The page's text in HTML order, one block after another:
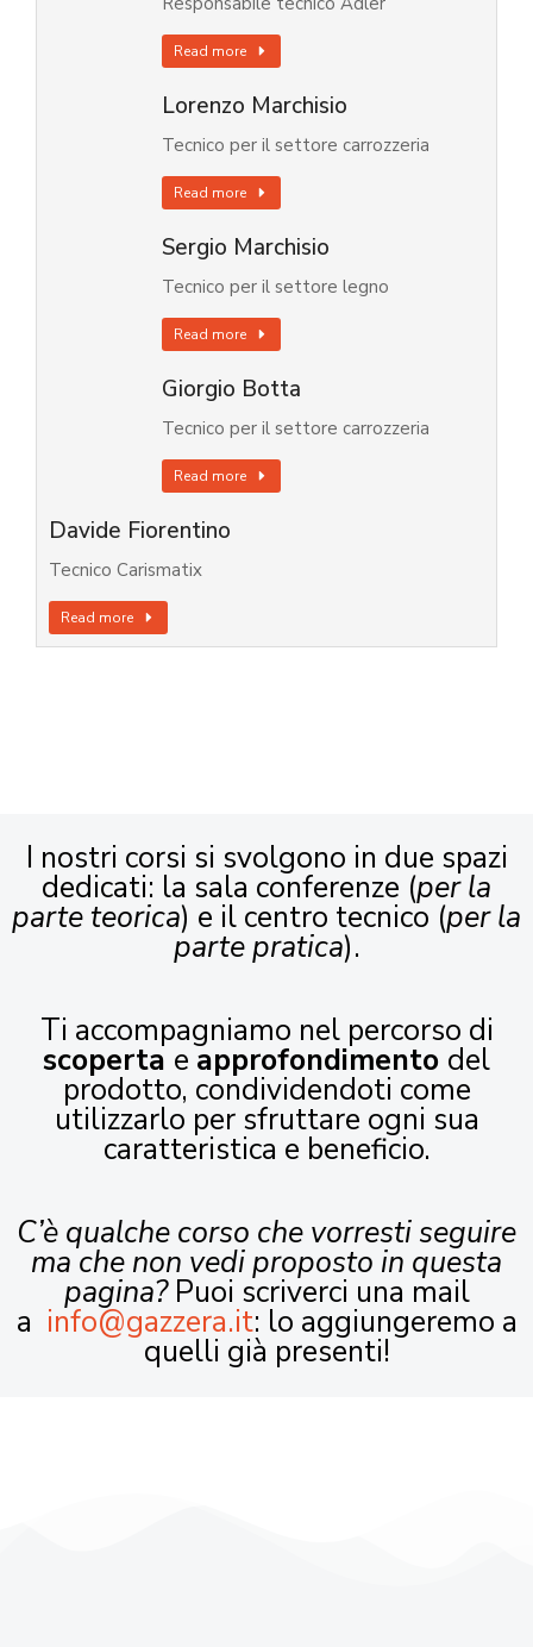
Read more
Lorenzo Marchisio
Tecnico per il settore carrozzeria
Read more
Sergio Marchisio
Tecnico per il settore legno
Read more
Giorgio Botta
Tecnico per il settore carrozzeria
Read more
Davide Fiorentino
Tecnico Carismatix
Read more
I nostri corsi si svolgono in due spazi
dedicati: la sala conferenze (per la
parte teorica) e il centro tecnico (per la
parte pratica).
Ti accompagniamo nel percorso di
scoperta e approfondimento del
prodotto, condividendoti come
utilizzarlo per sfruttare ogni sua
caratteristica e beneficio.
C’è qualche corso che vorresti seguire
ma che non vedi proposto in questa
pagina?Puoi scriverci una mail
a info@gazzera.it: lo aggiungeremo a
quelli già presenti!